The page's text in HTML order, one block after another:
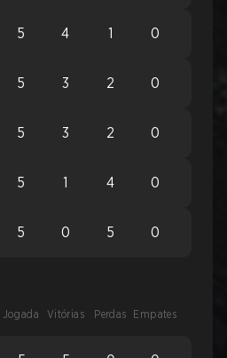
5 4 1 0
5 3 2 0
5 3 2 0
5 1 4 0
5 0 5 0
Jogada Vitórias Perdas Empates